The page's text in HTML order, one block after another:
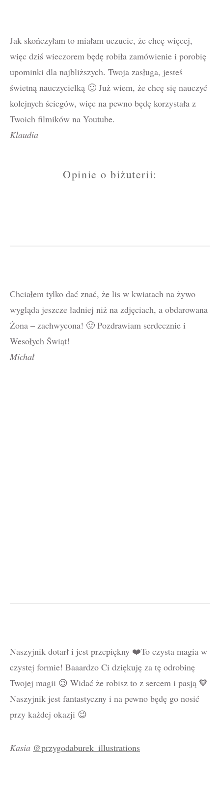
Jak skończyłam to miałam uczucie, że chcę więcej,
więc dziś wieczorem będę robiła zamówienie i porobię
upominki dla najbliższych. Twoja zasługa, jesteś
świetną nauczycielką 🙂 Już wiem, że chcę się nauczyć
kolejnych ściegów, więc na pewno będę korzystała z
Twoich filmików na Youtube.
Klaudia
Opinie o biżuterii:
Chciałem tylko dać znać, że lis w kwiatach na żywo
wygląda jeszcze ładniej niż na zdjęciach, a obdarowana
Żona – zachwycona! 🙂 Pozdrawiam serdecznie i
Wesołych Świąt!
Michał
Naszyjnik dotarł i jest przepiękny ❤️To czysta magia w
czystej formie! Baaardzo Ci dziękuję za tę odrobinę
Twojej magii 😉 Widać że robisz to z sercem i pasją 🧡
Naszyjnik jest fantastyczny i na pewno będę go nosić
przy każdej okazji 😉
Kasia @przygodaburek_illustrations